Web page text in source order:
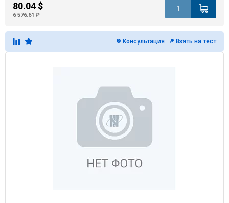
80.04 $
6 576.61 ₽
Консультация Взять на тест